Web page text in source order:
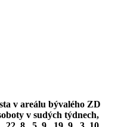
v areálu bývalého ZD
v sudých týdnech,